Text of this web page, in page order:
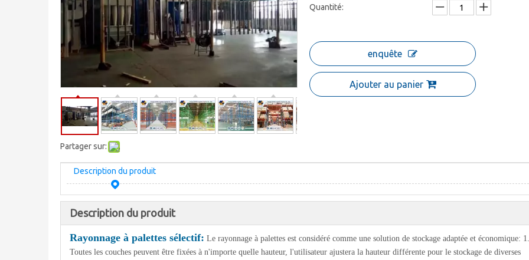
Partager sur:
Quantité:
enquête
Ajouter au panier
Description du produit
Description du produit
Rayonnage à palettes sélectif: Le rayonnage à palettes est considéré comme une solution de stockage adaptée et économique: 1.
Toutes les couches peuvent être fixées à n'importe quelle hauteur, l'utilisateur ajustera la hauteur différente pour le stockage de diverses